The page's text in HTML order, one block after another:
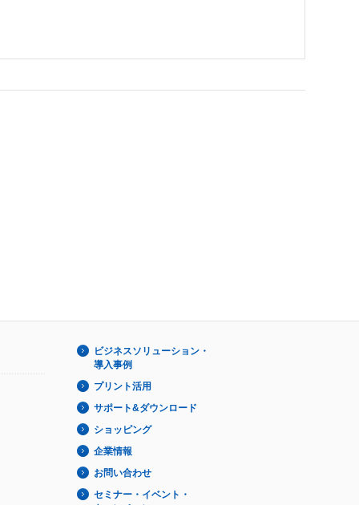
ビジネスソリューション・
導入事例
プリント活用
サポート&ダウンロード
ショッピング
企業情報
お問い合わせ
セミナー・イベント・